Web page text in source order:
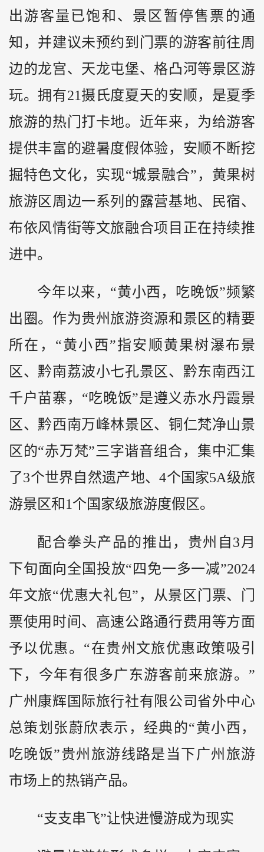
出游客量已饱和、景区暂停售票的通
知，并建议未预约到门票的游客前往周
边的龙宫、天龙屯堡、格凸河等景区游
玩。拥有21摄氏度夏天的安顺，是夏季
旅游的热门打卡地。近年来，为给游客
提供丰富的避暑度假体验，安顺不断挖
掘特色文化，实现“城景融合”，黄果树
旅游区周边一系列的露营基地、民宿、
布依风情街等文旅融合项目正在持续推
进中。
今年以来，“黄小西，吃晚饭”频繁
出圈。作为贵州旅游资源和景区的精要
所在，“黄小西”指安顺黄果树瀑布景
区、黔南荔波小七孔景区、黔东南西江
千户苗寨，“吃晚饭”是遵义赤水丹霞景
区、黔西南万峰林景区、铜仁梵净山景
区的“赤万梵”三字谐音组合，集中汇集
了3个世界自然遗产地、4个国家5A级旅
游景区和1个国家级旅游度假区。
配合拳头产品的推出，贵州自3月
下旬面向全国投放“四免一多一减”2024
年文旅“优惠大礼包”，从景区门票、门
票使用时间、高速公路通行费用等方面
予以优惠。“在贵州文旅优惠政策吸引
下，今年有很多广东游客前来旅游。”
广州康辉国际旅行社有限公司省外中心
总策划张蔚欣表示，经典的“黄小西，
吃晚饭”贵州旅游线路是当下广州旅游
市场上的热销产品。
“支支串飞”让快进慢游成为现实